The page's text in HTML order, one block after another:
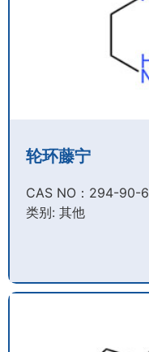
轮环藤宁
CAS NO：294-90-6​
类别: 其他